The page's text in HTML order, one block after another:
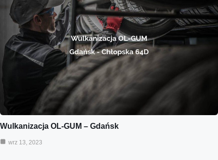
Wulkanizacja OL-GUM – Gdańsk
wrz 13, 2023